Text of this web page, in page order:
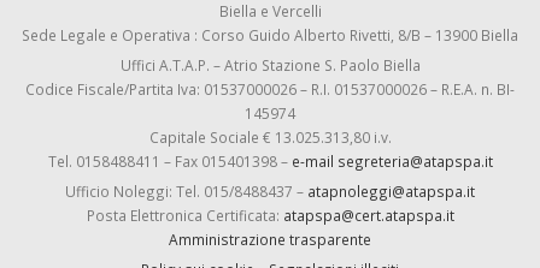
Biella e Vercelli
Sede Legale e Operativa : Corso Guido Alberto Rivetti, 8/B – 13900 Biella
Uffici A.T.A.P. – Atrio Stazione S. Paolo Biella
Codice Fiscale/Partita Iva: 01537000026 – R.I. 01537000026 – R.E.A. n. BI-
145974
Capitale Sociale € 13.025.313,80 i.v.
Tel. 0158488411 – Fax 015401398 – e-mail segreteria@atapspa.it
Ufficio Noleggi: Tel. 015/8488437 – atapnoleggi@atapspa.it
Posta Elettronica Certificata: atapspa@cert.atapspa.it
Amministrazione trasparente